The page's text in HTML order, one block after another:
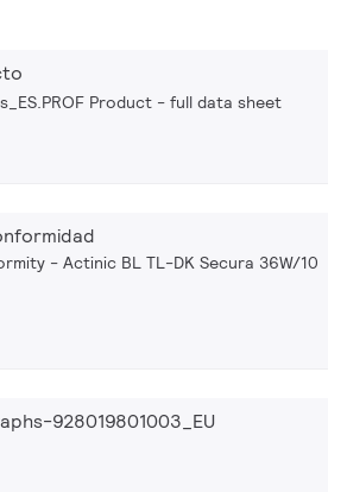
Product - full data sheet
- Actinic BL TL-DK Secura 36W/10
928019801003_EU